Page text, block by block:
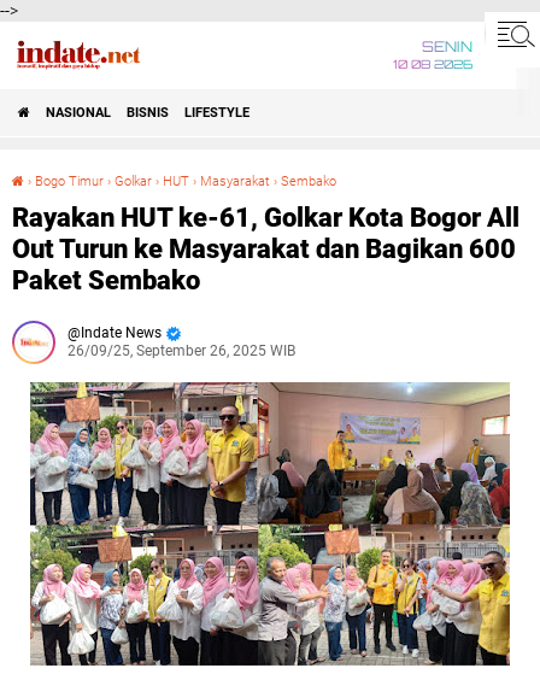
-->
SENIN
10 08 2026
NASIONAL BISNIS LIFESTYLE
› Bogo Timur › Golkar › HUT › Masyarakat › Sembako
Rayakan HUT ke-61, Golkar Kota Bogor All
Out Turun ke Masyarakat dan Bagikan 600
Paket Sembako
Indate News
26/09/25, September 26, 2025 WIB